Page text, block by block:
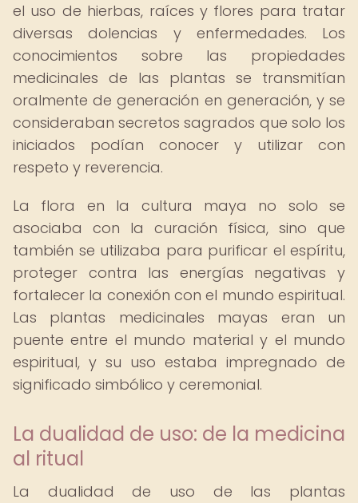
el uso de hierbas, raíces y flores para tratar
diversas dolencias y enfermedades. Los
conocimientos sobre las propiedades
medicinales de las plantas se transmitían
oralmente de generación en generación, y se
consideraban secretos sagrados que solo los
iniciados podían conocer y utilizar con
respeto y reverencia.
La flora en la cultura maya no solo se
asociaba con la curación física, sino que
también se utilizaba para purificar el espíritu,
proteger contra las energías negativas y
fortalecer la conexión con el mundo espiritual.
Las plantas medicinales mayas eran un
puente entre el mundo material y el mundo
espiritual, y su uso estaba impregnado de
significado simbólico y ceremonial.
La dualidad de uso: de la medicina
al ritual
La dualidad de uso de las plantas